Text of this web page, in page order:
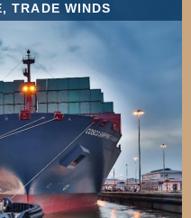
,TRADE WINDS